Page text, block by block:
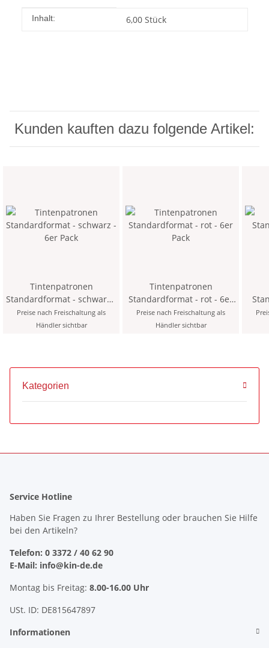
Produkteigenschaft
Wert
Inhalt: 6,00 Stück
Kunden kauften dazu folgende Artikel:
Tintenpatronen
Standardformat - schwarz -
6er Pack
Preise nach Freischaltung als
Händler sichtbar
Tintenpatronen
Standardformat - rot - 6er
Pack
Preise nach Freischaltung als
Händler sichtbar
Kategorien
Service Hotline
Haben Sie Fragen zu Ihrer Bestellung oder brauchen Sie Hilfe
bei den Artikeln?
Telefon: 0 3372 / 40 62 90
E-Mail: info@kin-de.de
Montag bis Freitag: 8.00-16.00 Uhr
USt. ID: DE815647897
Informationen